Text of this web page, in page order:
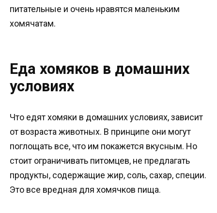
питательные и очень нравятся маленьким
хомячатам.
Еда хомяков в домашних
условиях
Что едят хомяки в домашних условиях, зависит
от возраста животных. В принципе они могут
поглощать все, что им покажется вкусным. Но
стоит ограничивать питомцев, не предлагать
продукты, содержащие жир, соль, сахар, специи.
Это все вредная для хомячков пища.